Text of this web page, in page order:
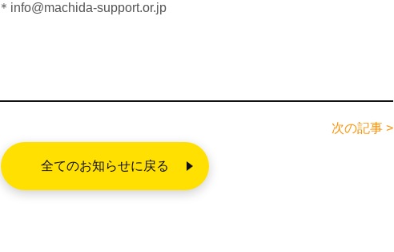
＊info@machida-support.or.jp
次の記事 >
全てのお知らせに戻る